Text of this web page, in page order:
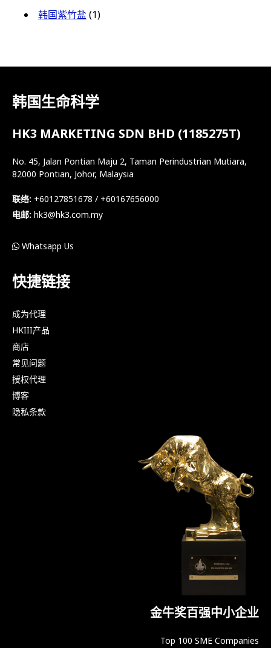
韩国紫竹盐(1)
韩国生命科学
HK3 MARKETING SDN BHD (1185275T)
No. 45, Jalan Pontian Maju 2, Taman Perindustrian Mutiara,
82000 Pontian, Johor, Malaysia
联络: +60127851678 / +60167656000
电邮: hk3@hk3.com.my
Whatsapp Us
快捷链接
成为代理
HKIII产品
商店
常见问题
授权代理
博客
隐私条款
金牛奖百强中小企业
Top 100 SME Companies